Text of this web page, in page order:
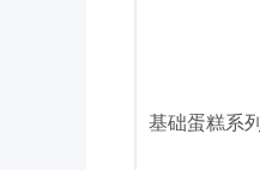
基础蛋糕系列